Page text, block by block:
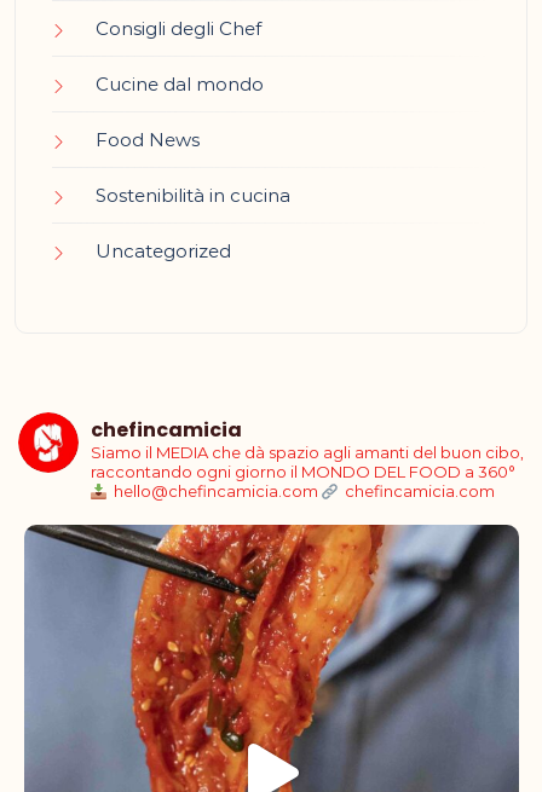
Consigli degli Chef
Cucine dal mondo
Food News
Sostenibilità in cucina
Uncategorized
chefincamicia
Siamo il MEDIA che dà spazio agli amanti del buon cibo,
raccontando ogni giorno il MONDO DEL FOOD a 360°
hello@chefincamicia.com
chefincamicia.com